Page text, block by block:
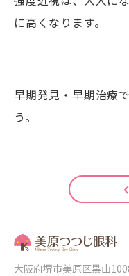
に高くなります。
早期発見・早期治療
う。
大阪府堺市美原区黒山